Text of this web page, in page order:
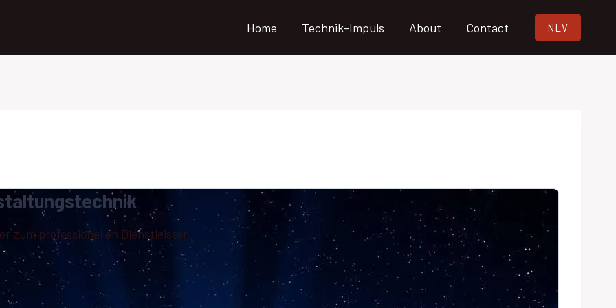
Home Technik-Impuls About Contact NLV
zum professionellen Dienstleister.